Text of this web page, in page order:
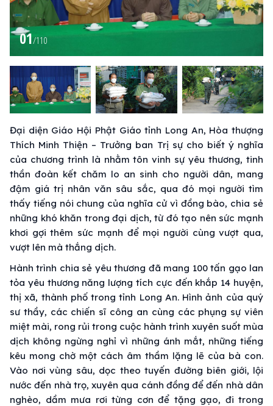
01/110
Đại diện Giáo Hội Phật Giáo tỉnh Long An, Hòa thượng
Thích Minh Thiện – Trưởng ban Trị sự cho biết ý nghĩa
của chương trình là nhằm tôn vinh sự yêu thương, tinh
thần đoàn kết chăm lo an sinh cho người dân, mang
đậm giá trị nhân văn sâu sắc, qua đó mọi người tìm
thấy tiếng nói chung của nghĩa cử vì đồng bào, chia sẻ
những khó khăn trong đại dịch, từ đó tạo nên sức mạnh
khơi gợi thêm sức mạnh để mọi người cùng vượt qua,
vượt lên mà thắng dịch.
Hành trình chia sẻ yêu thương đã mang 100 tấn gạo lan
tỏa yêu thương năng lượng tích cực đến khắp 14 huyện,
thị xã, thành phố trong tỉnh Long An. Hình ảnh của quý
sư thầy, các chiến sĩ công an cùng các phụng sự viên
miệt mài, rong rủi trong cuộc hành trình xuyên suốt mùa
dịch không ngừng nghỉ vì những ánh mắt, những tiếng
kêu mong chờ một cách âm thầm lặng lẽ của bà con.
Vào nơi vùng sâu, dọc theo tuyến đường biên giới, lội
nước đến nhà trọ, xuyên qua cánh đồng để đến nhà dân
nghèo, dầm mưa rơi từng cơn để tặng gạo, đi trong